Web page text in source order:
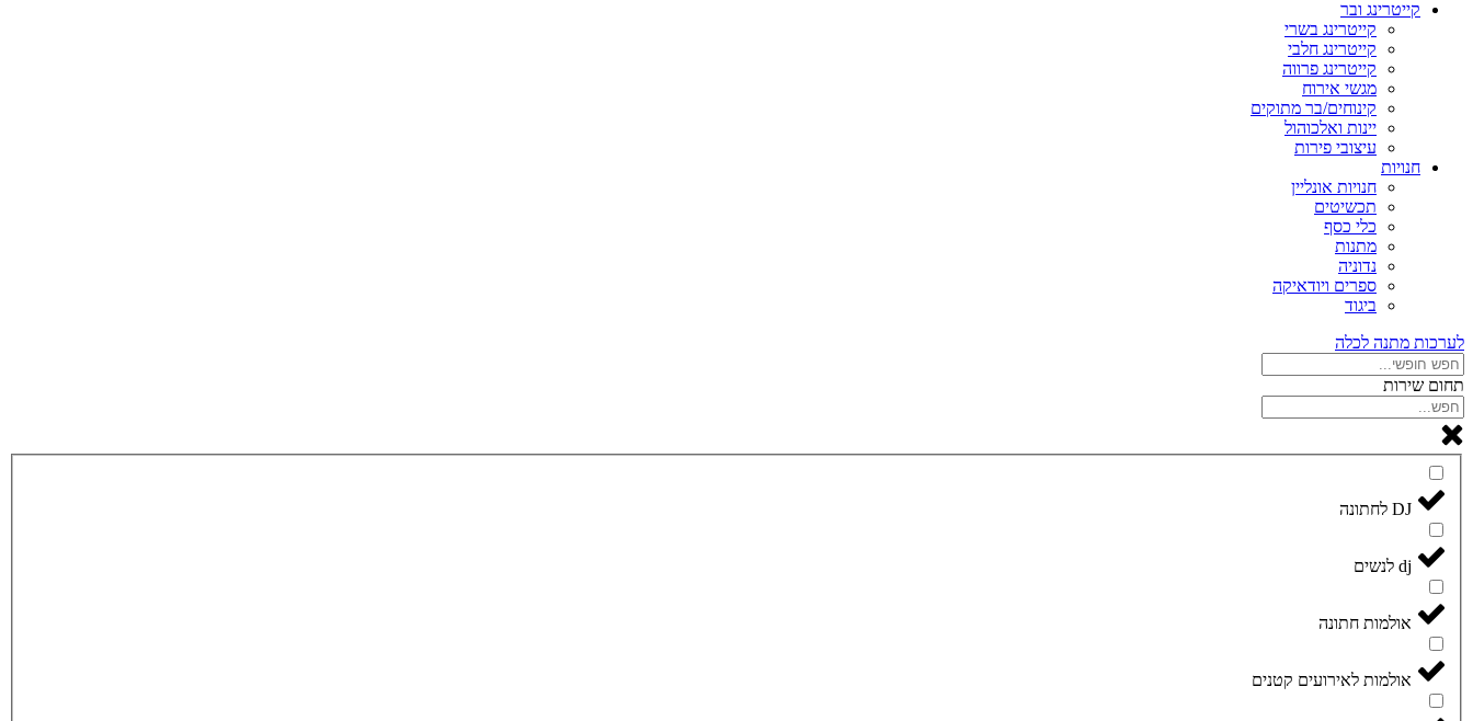
קייטרינג ובר
קייטרינג בשרי
קייטרינג חלבי
קייטרינג פרווה
מגשי אירוח
קינוחים/בר מתוקים
יינות ואלכוהול
עיצובי פירות
חנויות
חנויות אונליין
תכשיטים
כלי כסף
מתנות
נדוניה
ספרים ויודאיקה
ביגוד
לערכות מתנה לכלה
תחום שירות
DJ לחתונה
dj לנשים
אולמות חתונה
אולמות לאירועים קטנים